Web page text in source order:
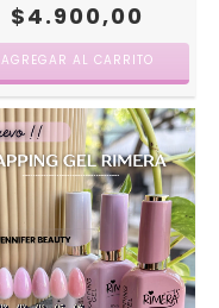
$4.900,00
AGREGAR AL CARRITO